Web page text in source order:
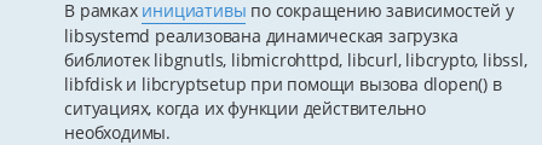
В рамках инициативы по сокращению зависимостей у
libsystemd реализована динамическая загрузка
библиотек libgnutls, libmicrohttpd, libcurl, libcrypto, libssl,
libfdisk и libcryptsetup при помощи вызова dlopen() в
ситуациях, когда их функции действительно
необходимы.